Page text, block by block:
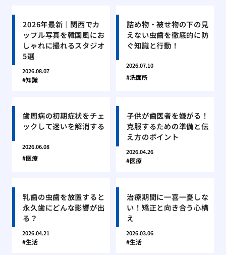
2026年最新｜関西でカ
ップル写真を韓国風にお
しゃれに撮れるスタジオ
5選
2026.08.07
知識
詰め物・被せ物の下の見
えない虫歯を徹底的に防
ぐ知識と行動！
2026.07.10
洗面所
歯周病の初期症状をチェ
ックして迷いを解消する
2026.06.08
医療
子供が歯医者を嫌がる！
克服するための準備と伝
え方のポイント
2026.04.26
医療
乳歯の虫歯を放置すると
永久歯にどんな影響が出
る？
2026.04.21
生活
治療期間に一喜一憂しな
い！矯正と向き合う心構
え
2026.03.06
生活